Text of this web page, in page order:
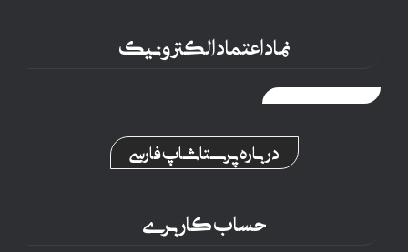
نماد اعتماد الکترونیک
درباره پرستاشاپ فارسی
حساب کاربری